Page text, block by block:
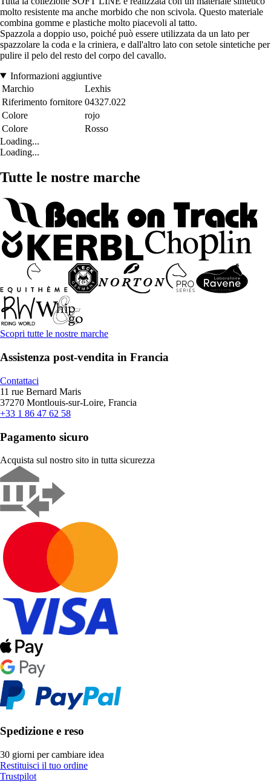
molto resistente ma anche morbido che non scivola. Questo materiale
combina gomme e plastiche molto piacevoli al tatto.
Spazzola a doppio uso, poiché può essere utilizzata da un lato per
spazzolare la coda e la criniera, e dall'altro lato con setole sintetiche per
pulire il pelo del resto del corpo del cavallo.
Informazioni aggiuntive
Marchio
Lexhis
Riferimento fornitore 04327.022
Colore
rojo
Colore
Rosso
Loading...
Loading...
Tutte le nostre marche
Scopri tutte le nostre marche
Assistenza post-vendita in Francia
Contattaci
11 rue Bernard Maris
37270 Montlouis-sur-Loire, Francia
+33 1 86 47 62 58
Pagamento sicuro
Acquista sul nostro sito in tutta sicurezza
Spedizione e reso
30 giorni per cambiare idea
Restituisci il tuo ordine
Trustpilot